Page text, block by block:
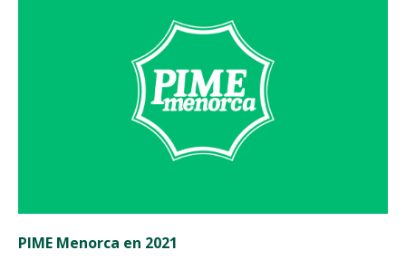
PIME Menorca en 2021